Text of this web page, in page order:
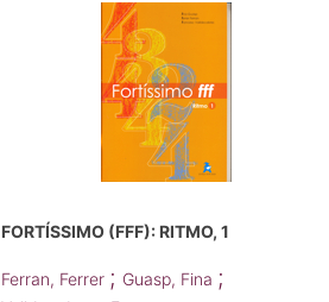
FORTÍSSIMO (FFF): RITMO, 1
Ferran, Ferrer ; Guasp, Fina ;